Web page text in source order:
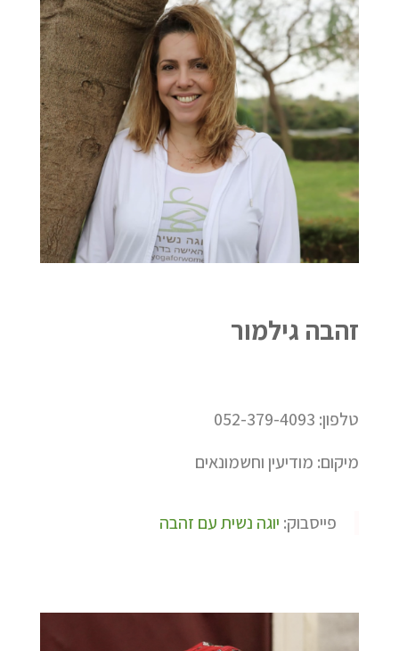
זהבה גילמור
טלפון: 052-379-4093
מיקום: מודיעין וחשמונאים
פייסבוק: יוגה נשית עם זהבה